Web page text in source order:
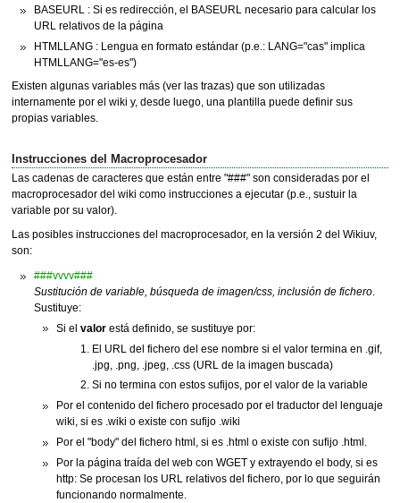
BASEURL : Si es redirección, el BASEURL necesario para calcular los
URL relativos de la página
HTMLLANG : Lengua en formato estándar (p.e.: LANG="cas" implica
HTMLLANG="es-es")
Existen algunas variables más (ver las trazas) que son utilizadas
internamente por el wiki y, desde luego, una plantilla puede definir sus
propias variables.
Instrucciones del Macroprocesador
Las cadenas de caracteres que están entre "###" son consideradas por el
macroprocesador del wiki como instrucciones a ejecutar (p.e., sustuir la
variable por su valor).
Las posibles instrucciones del macroprocesador, en la versión 2 del Wikiuv,
son:
###vvvv###
Sustitución de variable, búsqueda de imagen/css, inclusión de fichero.
Sustituye:
Si el valorestá definido, se sustituye por:
El URL del fichero del ese nombre si el valor termina en .gif,
.jpg, .png, .jpeg, .css (URL de la imagen buscada)
Si no termina con estos sufijos, por el valor de la variable
Por el contenido del fichero procesado por el traductor del lenguaje
wiki, si es .wiki o existe con sufijo .wiki
Por el "body" del fichero html, si es .html o existe con sufijo .html.
Por la página traída del web con WGET y extrayendo el body, si es
http: Se procesan los URL relativos del fichero, por lo que seguirán
funcionando normalmente.